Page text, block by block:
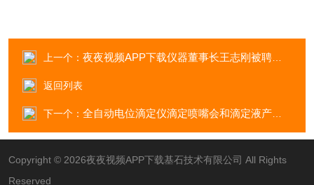
上一个： 夜夜视频APP下载仪器董事长王志刚被聘为山东建筑大学客座教授
返回列表
下一个： 全自动电位滴定仪滴定喷嘴会和滴定液产生扩散吗？有什么影响呢？
Copyright © 2026夜夜视频APP下载基石技术有限公司 All Rights
Reserved